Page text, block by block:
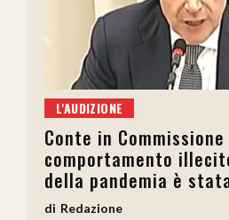
L'AUDIZIONE
Conte in Commissione
comportamento
della pandemia è
Redazione